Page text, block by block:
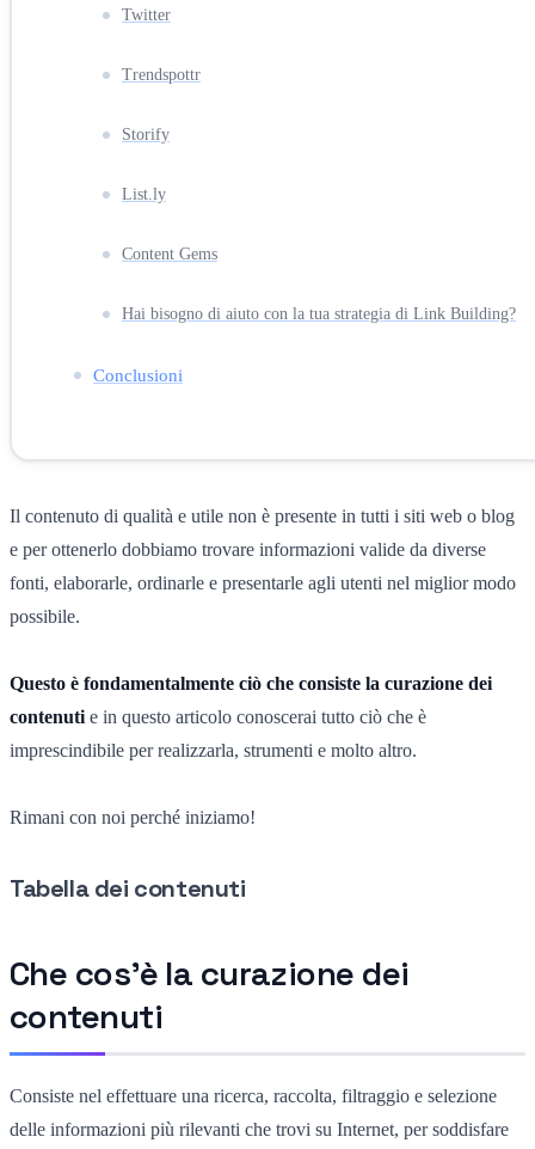
Twitter
Trendspottr
Storify
List.ly
Content Gems
Hai bisogno di aiuto con la tua strategia di Link Building?
Conclusioni
Il contenuto di qualità e utile non è presente in tutti i siti web o blog
e per ottenerlo dobbiamo trovare informazioni valide da diverse
fonti, elaborarle, ordinarle e presentarle agli utenti nel miglior modo
possibile.
Questo è fondamentalmente ciò che consiste la curazione dei
contenuti e in questo articolo conoscerai tutto ciò che è
imprescindibile per realizzarla, strumenti e molto altro.
Rimani con noi perché iniziamo!
Tabella dei contenuti
Che cos'è la curazione dei
contenuti
Consiste nel effettuare una ricerca, raccolta, filtraggio e selezione
delle informazioni più rilevanti che trovi su Internet, per soddisfare